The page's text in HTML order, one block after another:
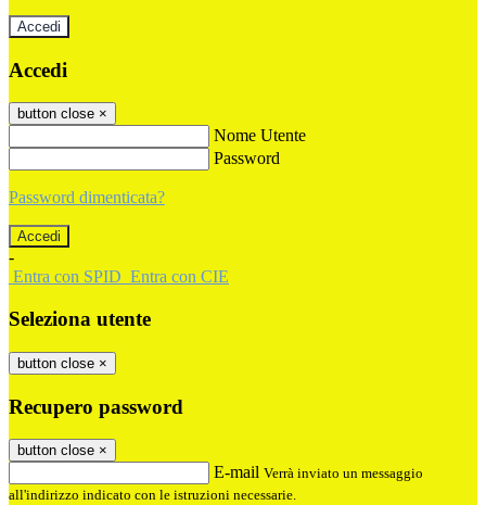
Accedi
Accedi
button close ×
Nome Utente
Password
Password dimenticata?
-
Entra con SPID Entra con CIE
Seleziona utente
button close ×
Recupero password
button close ×
E-mail Verrà inviato un messaggio
all'indirizzo indicato con le istruzioni necessarie.